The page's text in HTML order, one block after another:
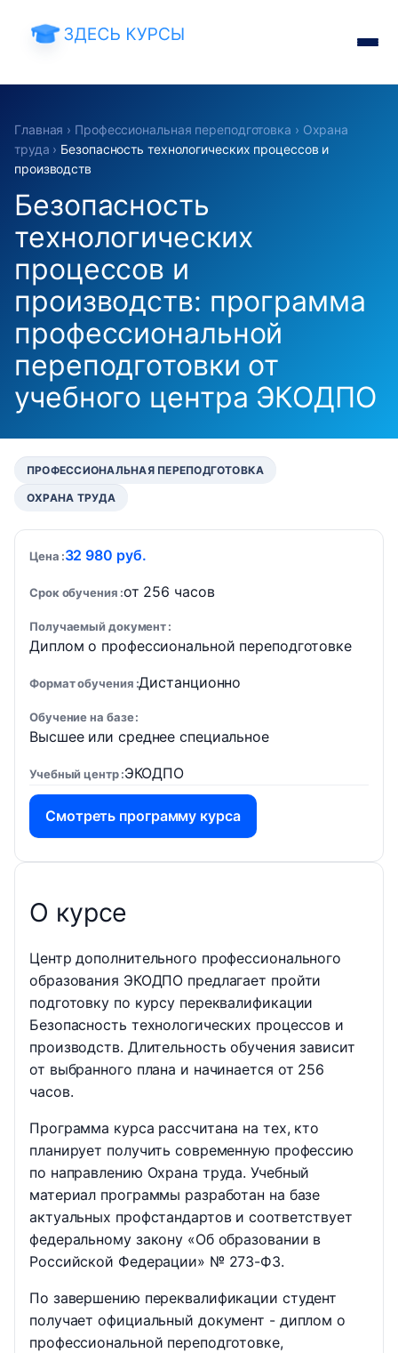
Главная › Профессиональная переподготовка › Охрана
труда › Безопасность технологических процессов и
производств
Безопасность
технологических
процессов и
производств: программа
профессиональной
переподготовки от
учебного центра ЭКОДПО
ПРОФЕССИОНАЛЬНАЯ ПЕРЕПОДГОТОВКА
ОХРАНА ТРУДА
Цена 32 980 руб.
Срок обучения от 256 часов
Получаемый документ
Диплом о профессиональной переподготовке
Формат обучения Дистанционно
Обучение на базе
Высшее или среднее специальное
Учебный центр ЭКОДПО
Смотреть программу курса
О курсе
Центр дополнительного профессионального
образования ЭКОДПО предлагает пройти
подготовку по курсу переквалификации
Безопасность технологических процессов и
производств. Длительность обучения зависит
от выбранного плана и начинается от 256
часов.
Программа курса рассчитана на тех, кто
планирует получить современную профессию
по направлению Охрана труда. Учебный
материал программы разработан на базе
актуальных профстандартов и соответствует
федеральному закону «Об образовании в
Российской Федерации» № 273-ФЗ.
По завершению переквалификации студент
получает официальный документ - диплом о
профессиональной переподготовке,